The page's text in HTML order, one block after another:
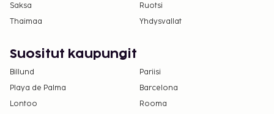
Saksa
Ruotsi
Thaimaa
Yhdysvallat
Suositut kaupungit
Billund
Pariisi
Playa de Palma
Barcelona
Lontoo
Rooma